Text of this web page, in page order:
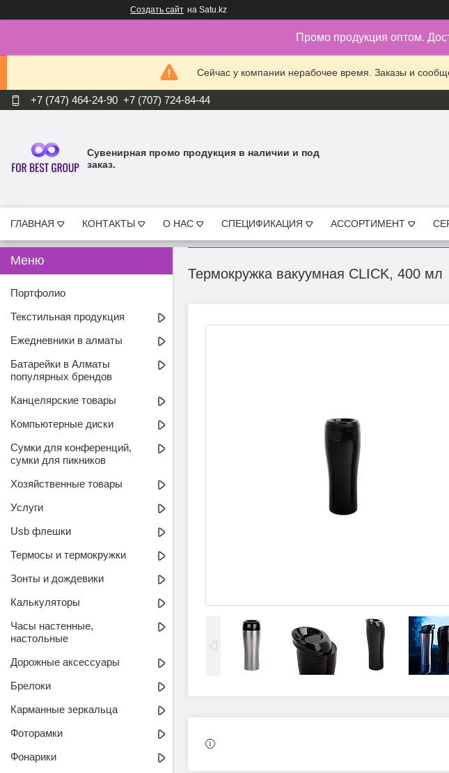
Создать сайт на Satu.kz
Промо продукция оптом.
Сейчас у компании нерабочее время. Заказы и
+7 (747) 464-24-90 +7 (707) 724-84-44
Cувенирная промо продукция в наличии и под
заказ.
ГЛАВНАЯ КОНТАКТЫ О НАС СПЕЦИФИКАЦИЯ АССОРТИМЕНТ
Термокружка вакуумная CLICK, 400 мл
Портфолио
Текстильная продукция
Ежедневники в алматы
Батарейки в Алматы
популярных брендов
Канцелярские товары
Компьютерные диски
Сумки для конференций,
сумки для пикников
Хозяйственные товары
Услуги
Usb флешки
Термосы и термокружки
Зонты и дождевики
Калькуляторы
Часы настенные,
настольные
Дорожные аксессуары
Брелоки
Карманные зеркальца
Фоторамки
Фонарики